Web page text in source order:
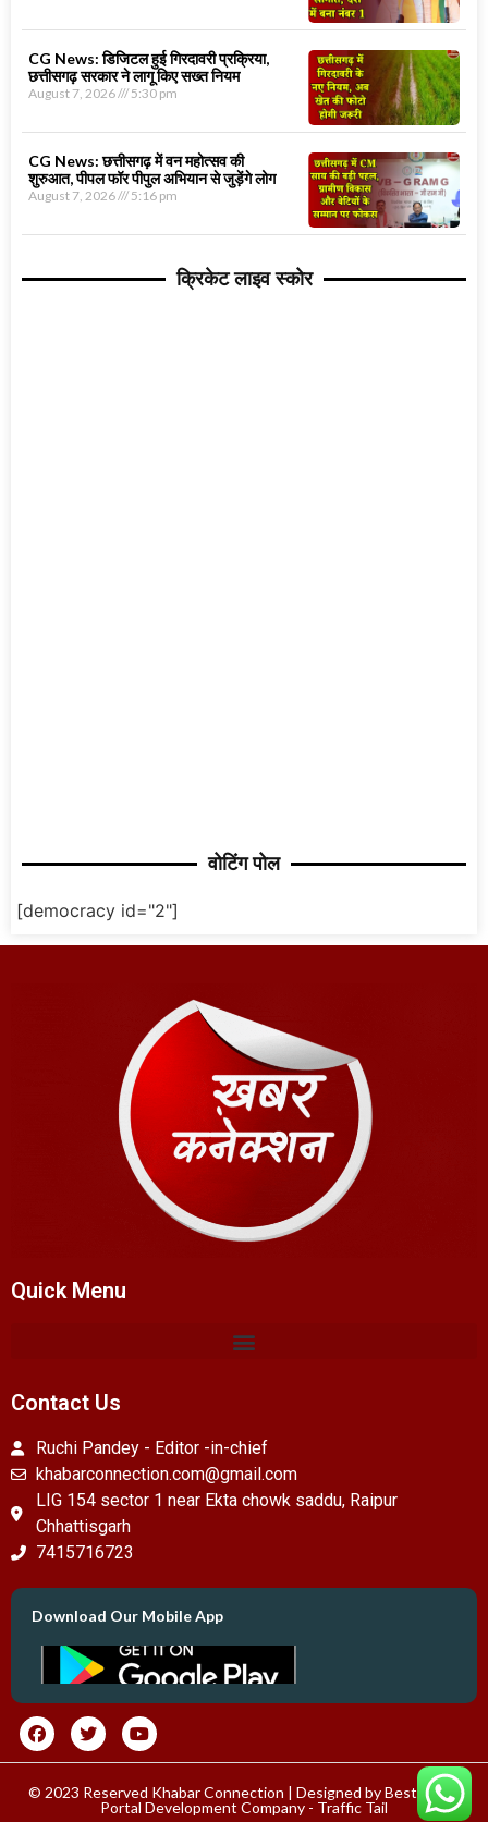
CG News: डिजिटल हुई गिरदावरी प्रक्रिया,
छत्तीसगढ़ सरकार ने लागू किए सख्त नियम
August 7, 2026 5:30 pm
CG News: छत्तीसगढ़ में वन महोत्सव की
शुरुआत, पीपल फॉर पीपुल अभियान से जुड़ेंगे लोग
August 7, 2026 5:16 pm
क्रिकेट लाइव स्कोर
वोटिंग पोल
[democracy id="2"]
Quick Menu
Contact Us
Ruchi Pandey - Editor -in-chief
khabarconnection.com@gmail.com
LIG 154 sector 1 near Ekta chowk saddu, Raipur
Chhattisgarh
7415716723
Download Our Mobile App
© 2023 Reserved Khabar Connection | Designed byBest News
Portal Development Company - Traffic Tail